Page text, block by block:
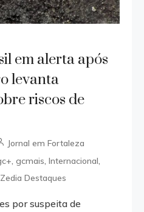
em alerta após
levanta
riscos de
Jornal em Fortaleza
,gcmais ,Internacional
Zedia Destaques
por suspeita de